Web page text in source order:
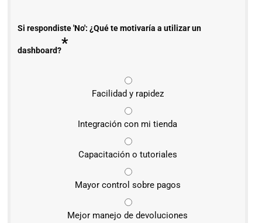
Si respondiste 'No': ¿Qué te motivaría a utilizar un
dashboard?*
Facilidad y rapidez
Integración con mi tienda
Capacitación o tutoriales
Mayor control sobre pagos
Mejor manejo de devoluciones